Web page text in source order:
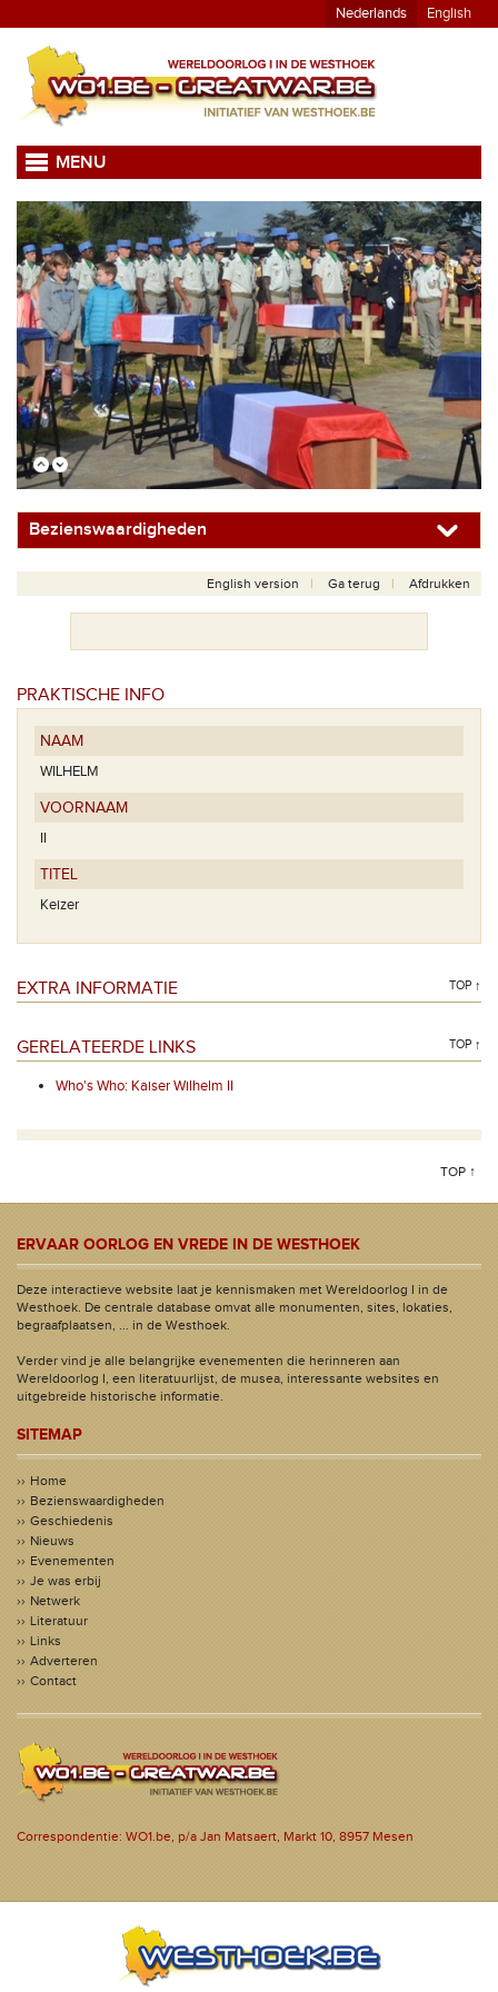
Nederlands English
MENU
Bezienswaardigheden
English version Ga terug Afdrukken
PRAKTISCHE INFO
NAAM
WILHELM
VOORNAAM
II
TITEL
Keizer
EXTRA INFORMATIE TOP ↑
GERELATEERDE LINKS TOP ↑
Who's Who: Kaiser Wilhelm II
TOP ↑
ERVAAR OORLOG EN VREDE IN DE WESTHOEK
Deze interactieve website laat je kennismaken met Wereldoorlog I in de
Westhoek. De centrale database omvat alle monumenten, sites, lokaties,
begraafplaatsen, ... in de Westhoek.
Verder vind je alle belangrijke evenementen die herinneren aan
Wereldoorlog I, een literatuurlijst, de musea, interessante websites en
uitgebreide historische informatie.
SITEMAP
Home
Bezienswaardigheden
Geschiedenis
Nieuws
Evenementen
Je was erbij
Netwerk
Literatuur
Links
Adverteren
Contact
Correspondentie: WO1.be, p/a Jan Matsaert, Markt 10, 8957 Mesen